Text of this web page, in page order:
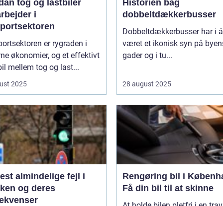
tog og lastbiler
i
er rygraden i
økonomier, og et effektivt
mellem tog og last...
2025
Historien bag
dobbeltdækkerbusser
Dobbeltdækkerbusser har i
været et ikonisk syn på
gader og i tu...
28 august 2025
almindelige fejl i
og deres
Rengøring bil i
Få din bil til at skinne